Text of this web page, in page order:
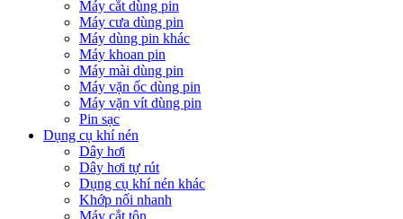
Máy cắt dùng pin
Máy cưa dùng pin
Máy dùng pin khác
Máy khoan pin
Máy mài dùng pin
Máy vặn ốc dùng pin
Máy vặn vít dùng pin
Pin sạc
Dụng cụ khí nén
Dây hơi
Dây hơi tự rút
Dụng cụ khí nén khác
Khớp nối nhanh
Máy cắt tôn